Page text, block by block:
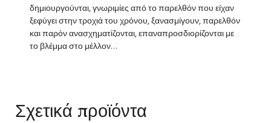
δημιουργούνται, γνωριμίες από το παρελθόν που είχαν
ξεφύγει στην τροχιά του χρόνου, ξανασμίγουν, παρελθόν
και παρόν ανασχηματίζονται, επαναπροσδιορίζονται με
το βλέμμα στο μέλλον…
Σχετικά προϊόντα